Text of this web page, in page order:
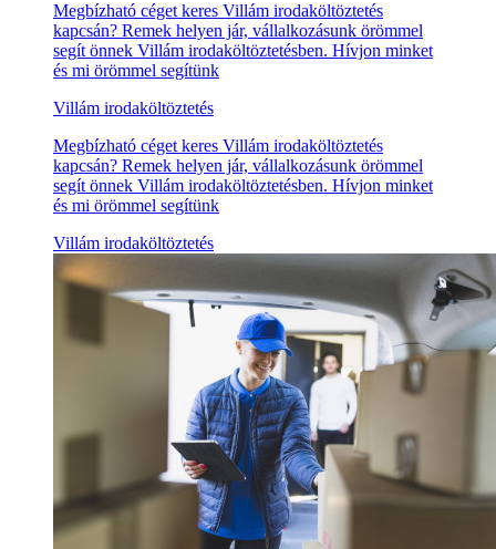
Megbízható céget keres Villám irodaköltöztetés
kapcsán? Remek helyen jár, vállalkozásunk örömmel
segít önnek Villám irodaköltöztetésben. Hívjon minket
és mi örömmel segítünk
Villám irodaköltöztetés
Megbízható céget keres Villám irodaköltöztetés
kapcsán? Remek helyen jár, vállalkozásunk örömmel
segít önnek Villám irodaköltöztetésben. Hívjon minket
és mi örömmel segítünk
Villám irodaköltöztetés